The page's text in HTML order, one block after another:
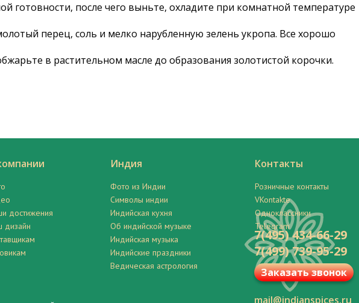
готовности, после чего выньте, охладите при комнатной температуре
перец, соль и мелко нарубленную зелень укропа. Все хорошо
в растительном масле до образования золотистой корочки.
достижения
дизайн
Индия
Фото из Индии
Символы индии
Индийская кухня
Об индийской музыке
Индийская музыка
Индийские праздники
Ведическая астрология
Контакты
Розничные контакты
VKontakte
Одноклассники
Telegram
7(495) 434-66-29
7(499) 739-95-29
Заказать звонок
mail@indianspices.ru